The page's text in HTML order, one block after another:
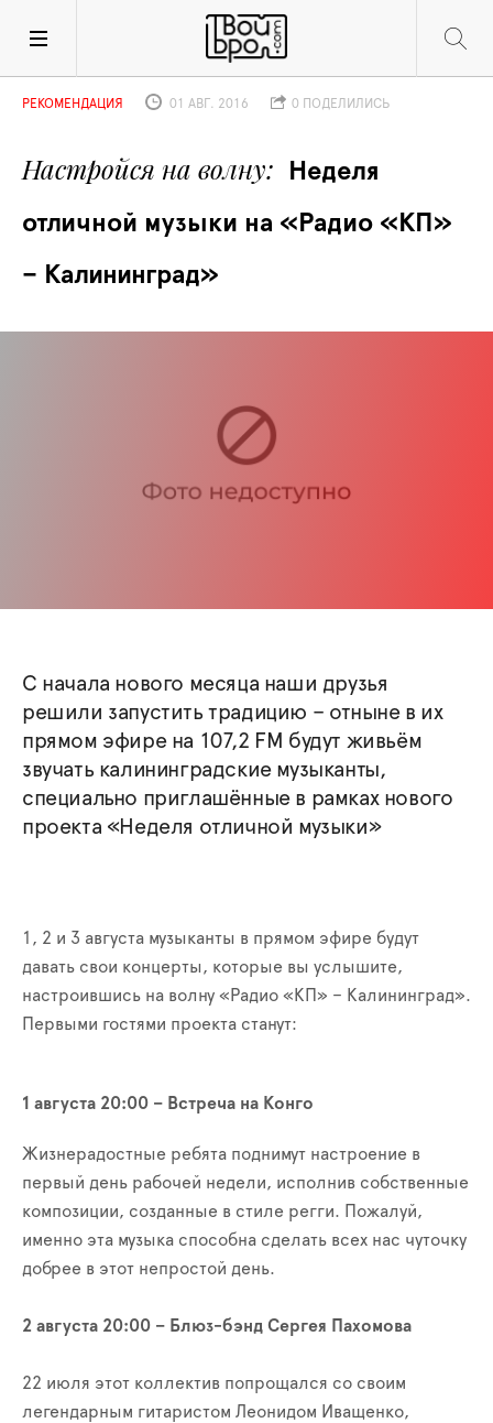
Настройся на волну
Неделя
отличной музыки на «Радио «КП»
– Калининград»
РЕКОМЕНДАЦИЯ 01 АВГ. 2016 0 ПОДЕЛИЛИСЬ
С начала нового месяца наши друзья
решили запустить традицию – отныне в их
прямом эфире на 107,2 FM будут живьём
звучать калининградские музыканты,
специально приглашённые в рамках нового
проекта «Неделя отличной музыки»
1, 2 и 3 августа музыканты в прямом эфире будут
давать свои концерты, которые вы услышите,
настроившись на волну «Радио «КП» – Калининград».
Первыми гостями проекта станут:
1 августа 20:00 – Встреча на Конго
Жизнерадостные ребята поднимут настроение в
первый день рабочей недели, исполнив собственные
композиции, созданные в стиле регги. Пожалуй,
именно эта музыка способна сделать всех нас чуточку
добрее в этот непростой день.
2 августа 20:00 – Блюз-бэнд Сергея Пахомова
22 июля этот коллектив попрощался со своим
легендарным гитаристом Леонидом Иващенко,